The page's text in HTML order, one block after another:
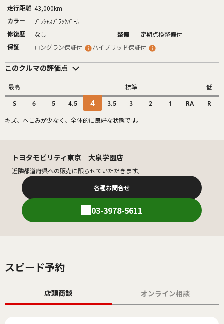
走行距離 43,000km
カラー
ﾌﾟﾚｼｬｽﾌﾞﾗｯｸﾊﾟｰﾙ
修復歴
なし 整備
定期点検整備付
保証
ロングラン保証付 ハイブリッド保証付
このクルマの評価点
最高 標準 低
S 6 5 4.5 4 3.5 3 2 1 RA R
キズ、へこみが少なく、全体的に良好な状態です。
トヨタモビリティ東京 大泉学園店
近隣都道府県への販売に限らせていただきます。
各種お問合せ
03-3978-5611
スピード予約
店頭商談 オンライン相談